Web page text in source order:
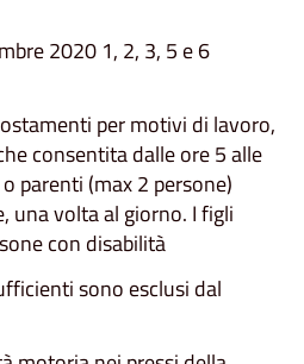
2020 1, 2, 3, 5 e 6
per motivi di lavoro,
consentita dalle ore 5 alle
parenti (max 2 persone)
una volta al giorno. I figli
con disabilità
sono esclusi dal